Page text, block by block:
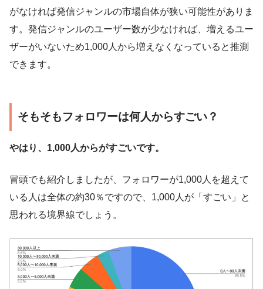
がなければ発信ジャンルの市場自体が狭い可能性がありま
す。発信ジャンルのユーザー数が少なければ、増えるユー
ザーがいないため1,000人から増えなくなっていると推測
できます。
そもそもフォロワーは何人からすごい？
やはり、1,000人からがすごいです。
冒頭でも紹介しましたが、フォロワーが1,000人を超えて
いる人は全体の約30％ですので、1,000人が「すごい」と
思われる境界線でしょう。